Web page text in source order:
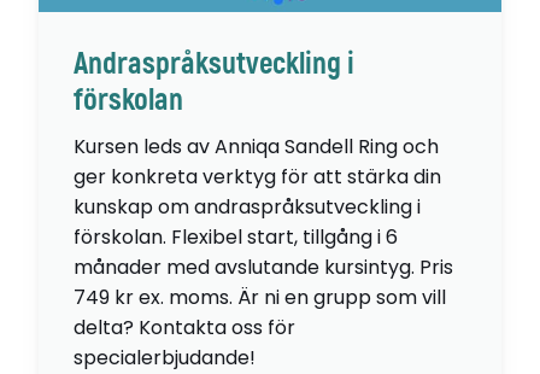
Andraspråksutveckling i
förskolan
Kursen leds av Anniqa Sandell Ring och
ger konkreta verktyg för att stärka din
kunskap om andraspråksutveckling i
förskolan. Flexibel start, tillgång i 6
månader med avslutande kursintyg. Pris
749 kr ex. moms. Är ni en grupp som vill
delta? Kontakta oss för
specialerbjudande!